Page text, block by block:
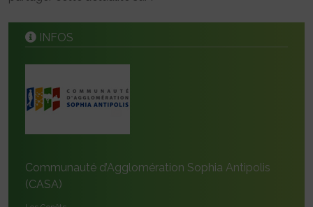
INFOS
Communauté d’Agglomération Sophia Antipolis
(CASA)